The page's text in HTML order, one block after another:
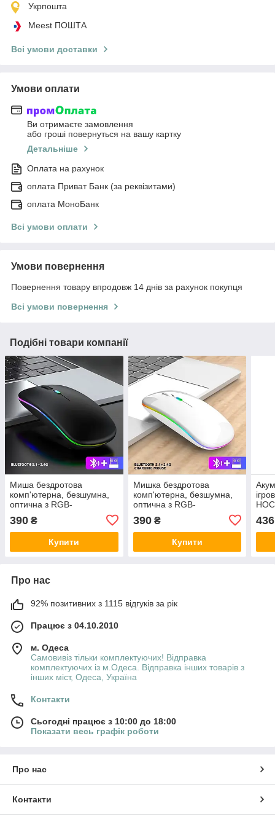
Укрпошта
Meest ПОШТА
Всі умови доставки
Умови оплати
Ви отримаєте замовлення
або гроші повернуться на вашу картку
Детальніше
Оплата на рахунок
оплата Приват Банк (за реквізитами)
оплата МоноБанк
Всі умови оплати
Умови повернення
Повернення товару впродовж 14 днів за рахунок покупця
Всі умови повернення
Подібні товари компанії
Миша бездротова
комп'ютерна, безшумна,
оптична з RGB-
2.4G+Bluetooth DPI
800/1000/1200 чорна
390 ₴
Купити
Мишка бездротова
комп'ютерна, безшумна,
оптична з RGB-
2.4G+Bluetooth DPI
800/1000/1200 біла
390₴
Купити
436
Про нас
92% позитивних з 1115 відгуків за рік
Працює з 04.10.2010
м. Одеса
Самовивіз тільки комплектуючих! Відправка
комплектуючих із м.Одеса. Відправка інших товарів з
інших міст, Одеса, Україна
Контакти
Сьогодні працює з 10:00 до 18:00
Показати весь графік роботи
Про нас
Контакти